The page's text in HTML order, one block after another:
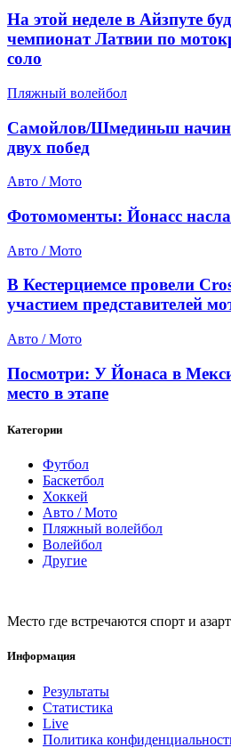
На этой неделе в Айзпуте
чемпионат Латвии по
соло
Пляжный волейбол
Самойлов/Шмединьш
двух побед
Авто / Мото
Фотомоменты: Йонасс
Авто / Мото
В Кестерциемсе провели
участием представителей
Авто / Мото
Посмотри: У Йонаса в
место в этапе
Категории
Футбол
Баскетбол
Хоккей
Авто / Мото
Пляжный волейбол
Волейбол
Другие
Место где встречаются спорт и азарт
Информация
Результаты
Статистика
Live
Политика